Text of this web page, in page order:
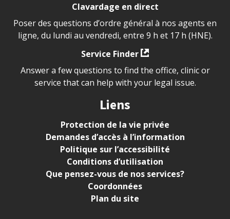
Clavardage en direct
Poser des questions d’ordre général à nos agents en
ligne, du lundi au vendredi, entre 9 h et 17 h (HNE).
Service Finder
Answer a few questions to find the office, clinic or
service that can help with your legal issue.
Liens
Protection de la vie privée
Demandes d’accès à l’information
Politique sur l’accessibilité
Conditions d’utilisation
Que pensez-vous de nos services?
Coordonnées
Plan du site